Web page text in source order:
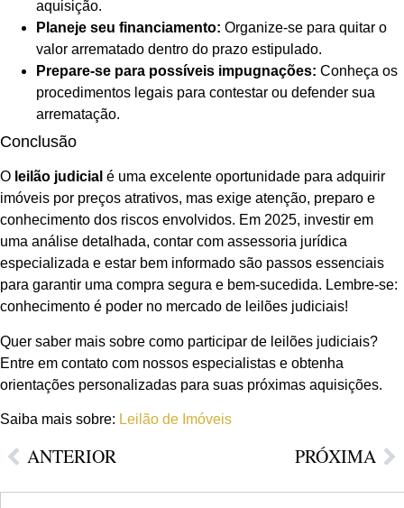
aquisição.
Planeje seu financiamento: Organize-se para quitar o
valor arrematado dentro do prazo estipulado.
Prepare-se para possíveis impugnações: Conheça os
procedimentos legais para contestar ou defender sua
arrematação.
Conclusão
O leilão judicial é uma excelente oportunidade para adquirir
imóveis por preços atrativos, mas exige atenção, preparo e
conhecimento dos riscos envolvidos. Em 2025, investir em
uma análise detalhada, contar com assessoria jurídica
especializada e estar bem informado são passos essenciais
para garantir uma compra segura e bem-sucedida. Lembre-se:
conhecimento é poder no mercado de leilões judiciais!
Quer saber mais sobre como participar de leilões judiciais?
Entre em contato com nossos especialistas e obtenha
orientações personalizadas para suas próximas aquisições.
Saiba mais sobre: Leilão de Imóveis
ANTERIOR PRÓXIMA